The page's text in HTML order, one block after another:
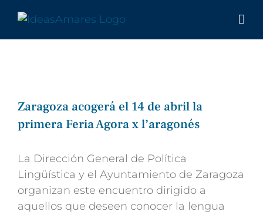
contenido
Zaragoza acogerá el 14 de abril la
primera Feria Agora x l’aragonés
La Dirección General de Política
Lingüística y el Ayuntamiento de Zaragoza
organizan este encuentro dirigido a
aquellos que deseen conocer la lengua